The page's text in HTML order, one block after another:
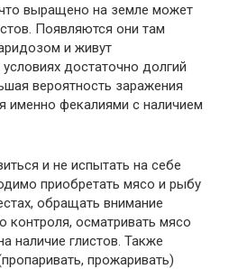
выращено на земле может
Появляются они там
и живут
достаточно долгий
вероятность заражения
именно фекалиями с наличием
и не испытать на себе
приобретать мясо и рыбу
обращать внимание
контроля, осматривать мясо
наличие глистов. Также
прожаривать)